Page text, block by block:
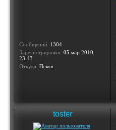
Сообщений: 1304
Зарегистрирован: 05 мар 2010,
23:13
Откуда: Псков
toster